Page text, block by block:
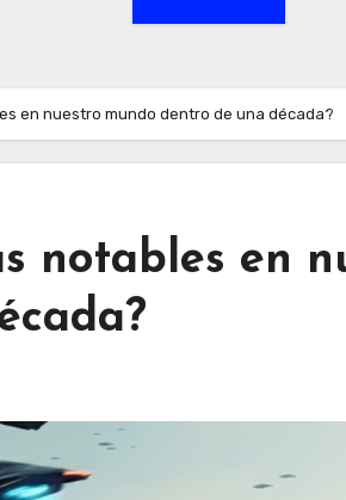
en nuestro mundo dentro de una década?
notables en